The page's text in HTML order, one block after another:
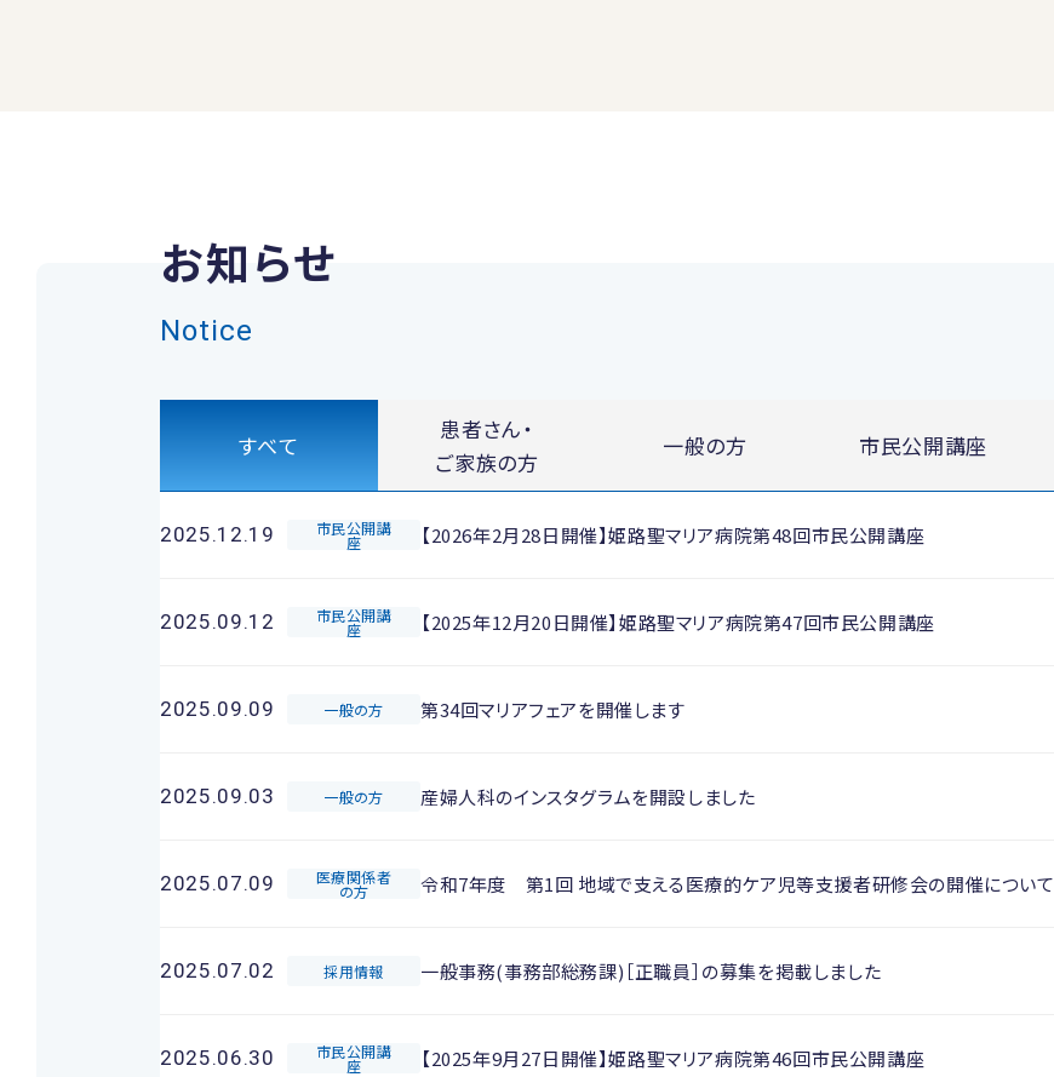
お知らせ
Notice
すべて
患者さん・
ご家族の方
一般の方 市民公開講座
2025.12.19 市民公開講
座 【2026年2月28日開催】姫路聖マリア病院第48回市民公開講座
2025.09.12 市民公開講
座 【2025年12月20日開催】姫路聖マリア病院第47回市民公開講座
2025.09.09 一般の方 第34回マリアフェアを開催します
2025.09.03 一般の方 産婦人科のインスタグラムを開設しました
2025.07.09 医療関係者
の方 令和7年度 第1回 地域で支える医療的ケア児等支援者研修会の開催について
2025.07.02 採用情報 一般事務(事務部総務課)［正職員］の募集を掲載しました
2025.06.30 市民公開講
座 【2025年9月27日開催】姫路聖マリア病院第46回市民公開講座